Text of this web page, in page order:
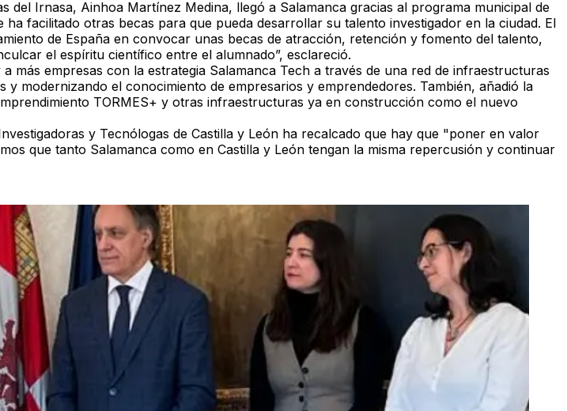
Irnasa, Ainhoa Martínez Medina, llegó a Salamanca gracias al programa municipal de
facilitado otras becas para que pueda desarrollar su talento investigador en la ciudad. El
de España en convocar unas becas de atracción, retención y fomento del talento,
el espíritu científico entre el alumnado”, esclareció.
más empresas con la estrategia Salamanca Tech a través de una red de infraestructuras
modernizando el conocimiento de empresarios y emprendedores. También, añadió la
TORMES+ y otras infraestructuras ya en construcción como el nuevo
y Tecnólogas de Castilla y León ha recalcado que hay que "poner en valor
que tanto Salamanca como en Castilla y León tengan la misma repercusión y continuar